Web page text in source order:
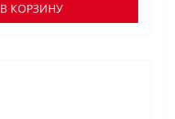
В КОРЗИНУ